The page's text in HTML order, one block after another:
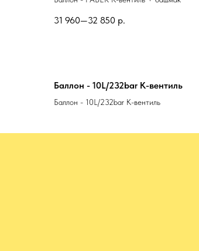
31 960—32 850 р.
Баллон - 10L/232bar K-вентиль
Баллон - 10L/232bar K-вентиль